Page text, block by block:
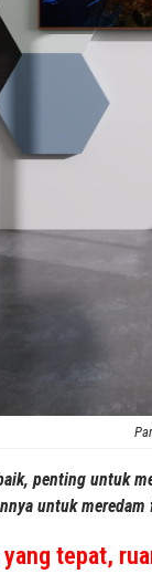
penting untuk
untuk
tepat,